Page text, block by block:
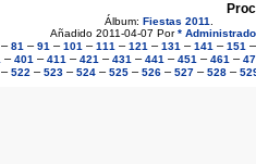
Álbum: Fiestas 2011
Añadido 2011-04-07 Por*
– 81 – 91 – 101 – 111 – 121 – 131 – 141 – 151
– 401 – 411 – 421 – 431 – 441 – 451 – 461 –
– 522 – 523 – 524 – 525 – 526 – 527 – 528 –